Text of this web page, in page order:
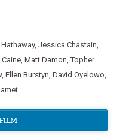
, Jessica Chastain,
, Matt Damon,Topher
, Ellen Burstyn, David Oyelowo,